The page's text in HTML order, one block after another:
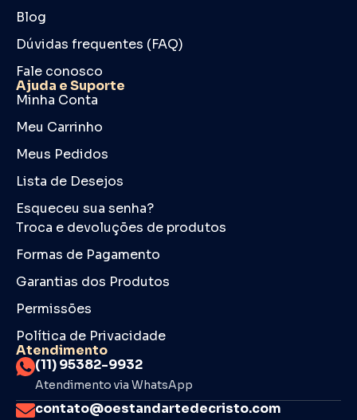
Blog
Dúvidas frequentes (FAQ)
Fale conosco
Ajuda e Suporte
Minha Conta
Meu Carrinho
Meus Pedidos
Lista de Desejos
Esqueceu sua senha?
Troca e devoluções de produtos
Formas de Pagamento
Garantias dos Produtos
Permissões
Política de Privacidade
Atendimento
(11) 95382-9932
Atendimento via WhatsApp
contato@oestandartedecristo.com